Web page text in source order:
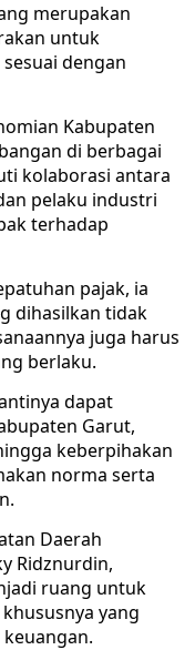
merupakan
untuk
dengan
Kabupaten
di berbagai
kolaborasi antara
pelaku industri
terhadap
pajak, ia
dihasilkan tidak
juga harus
berlaku.
dapat
Garut,
keberpihakan
norma serta
Daerah
Ridznurdin,
ruang untuk
yang